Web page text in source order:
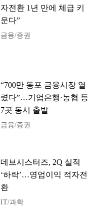
자전환 1년 만에 체급 키
운다”
금융/증권
“700만 동포 금융시장 열
렸다”…기업은행·농협 등
7곳 동시 출발
금융/증권
데브시스터즈, 2Q 실적
‘하락’…영업이익 적자전
환
IT/과학